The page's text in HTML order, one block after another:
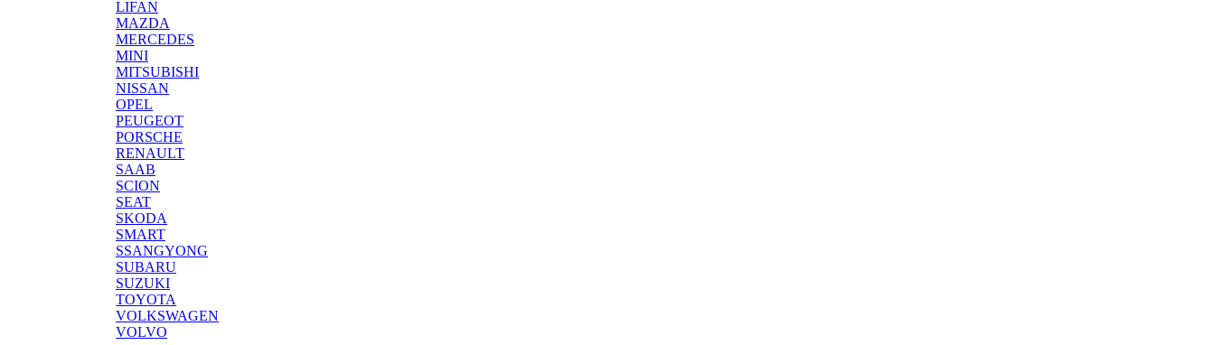
LIFAN
MAZDA
MERCEDES
MINI
MITSUBISHI
NISSAN
OPEL
PEUGEOT
PORSCHE
RENAULT
SAAB
SCION
SEAT
SKODA
SMART
SSANGYONG
SUBARU
SUZUKI
TOYOTA
VOLKSWAGEN
VOLVO